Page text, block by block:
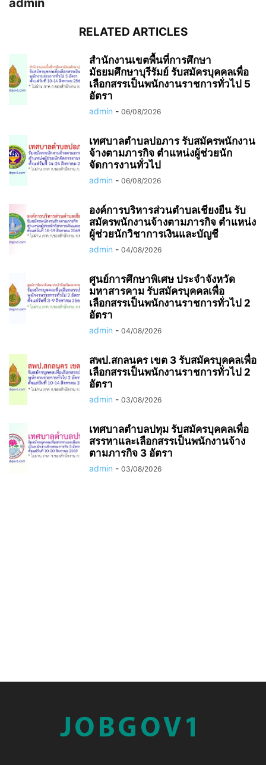
admin
RELATED ARTICLES
สำนักงานเขตพื้นที่การศึกษา
มัธยมศึกษาบุรีรัมย์ รับสมัครบุคคลเพื่อ
เลือกสรรเป็นพนักงานราชการทั่วไป 5
อัตรา
admin - 06/08/2026
เทศบาลตำบลปอภาร รับสมัครพนักงาน
จ้างตามภารกิจ ตำแหน่งผู้ช่วยนัก
จัดการงานทั่วไป
admin - 06/08/2026
องค์การบริหารส่วนตำบลเชียงยืน รับ
สมัครพนักงานจ้างตามภารกิจ ตำแหน่ง
ผู้ช่วยนักวิชาการเงินและบัญชี
admin - 04/08/2026
ศูนย์การศึกษาพิเศษ ประจำจังหวัด
มหาสารคาม รับสมัครบุคคลเพื่อ
เลือกสรรเป็นพนักงานราชการทั่วไป 2
อัตรา
admin - 04/08/2026
สพป.สกลนคร เขต 3 รับสมัครบุคคลเพื่อ
เลือกสรรเป็นพนักงานราชการทั่วไป 2
อัตรา
admin - 03/08/2026
เทศบาลตำบลปทุม รับสมัครบุคคลเพื่อ
สรรหาและเลือกสรรเป็นพนักงานจ้าง
ตามภารกิจ 3 อัตรา
admin - 03/08/2026